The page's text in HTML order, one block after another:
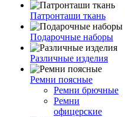
Патронташи ткань
Подарочные наборы
Различные изделия
Ремни поясные
Ремни брючные
Ремни
офицерские